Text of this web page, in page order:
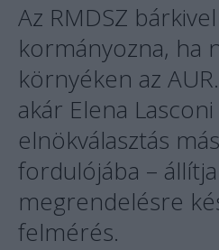
Az RMDSZ bárkivel
kormányozna, ha
környéken az
akár Elena
elnökválasztás
fordulójába – állítja
megrendelésre
felmérés.